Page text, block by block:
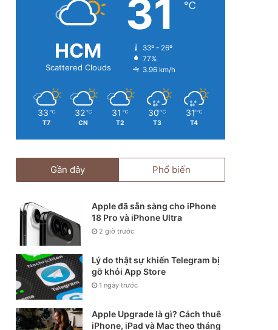
HCM
Scattered Clouds
31 ℃
33º - 26º
77%
3.96 km/h
33 ℃
T7
32 ℃
CN
31 ℃
T2
30 ℃
T3
31 ℃
T4
Gần đây Phổ biến
Apple đã sẵn sàng cho iPhone
18 Pro và iPhone Ultra
2 giờ trước
Lý do thật sự khiến Telegram bị
gỡ khỏi App Store
1 ngày trước
Apple Upgrade là gì? Cách thuê
iPhone, iPad và Mac theo tháng